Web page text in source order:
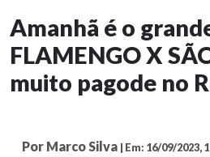
Amanhã é o
FLAMENGO X
muito pagode no
Por Marco Silva | Em: 16/09/2023,